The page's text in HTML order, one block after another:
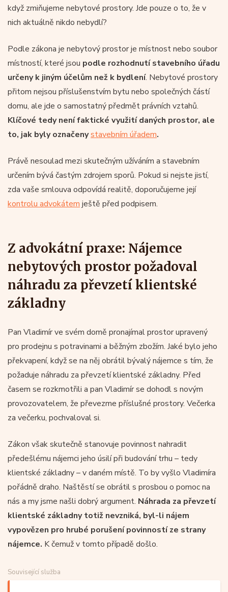
když zmiňujeme nebytové prostory. Jde pouze o to, že v
nich aktuálně nikdo nebydlí?
Podle zákona je nebytový prostor je místnost nebo soubor
místností, které jsou podle rozhodnutí stavebního úřadu
určeny k jiným účelům než k bydlení. Nebytové prostory
přitom nejsou příslušenstvím bytu nebo společných částí
domu, ale jde o samostatný předmět právních vztahů.
Klíčové tedy není faktické využití daných prostor, ale
to, jak byly označenystavebním úřadem.
Právě nesoulad mezi skutečným užíváním a stavebním
určením bývá častým zdrojem sporů. Pokud si nejste jistí,
zda vaše smlouva odpovídá realitě, doporučujeme její
kontrolu advokátem ještě před podpisem.
Z advokátní praxe: Nájemce
nebytových prostor požadoval
náhradu za převzetí klientské
základny
Pan Vladimír ve svém domě pronajímal prostor upravený
pro prodejnu s potravinami a běžným zbožím. Jaké bylo jeho
překvapení, když se na něj obrátil bývalý nájemce s tím, že
požaduje náhradu za převzetí klientské základny. Před
časem se rozkmotřili a pan Vladimír se dohodl s novým
provozovatelem, že převezme příslušné prostory. Večerka
za večerku, pochvaloval si.
Zákon však skutečně stanovuje povinnost nahradit
předešlému nájemci jeho úsilí při budování trhu – tedy
klientské základny – v daném místě. To by vyšlo Vladimíra
pořádně draho. Naštěstí se obrátil s prosbou o pomoc na
nás a my jsme našli dobrý argument. Náhrada za převzetí
klientské základny totiž nevzniká, byl-li nájem
vypovězen pro hrubé porušení povinností ze strany
nájemce. K čemuž v tomto případě došlo.
Související služba